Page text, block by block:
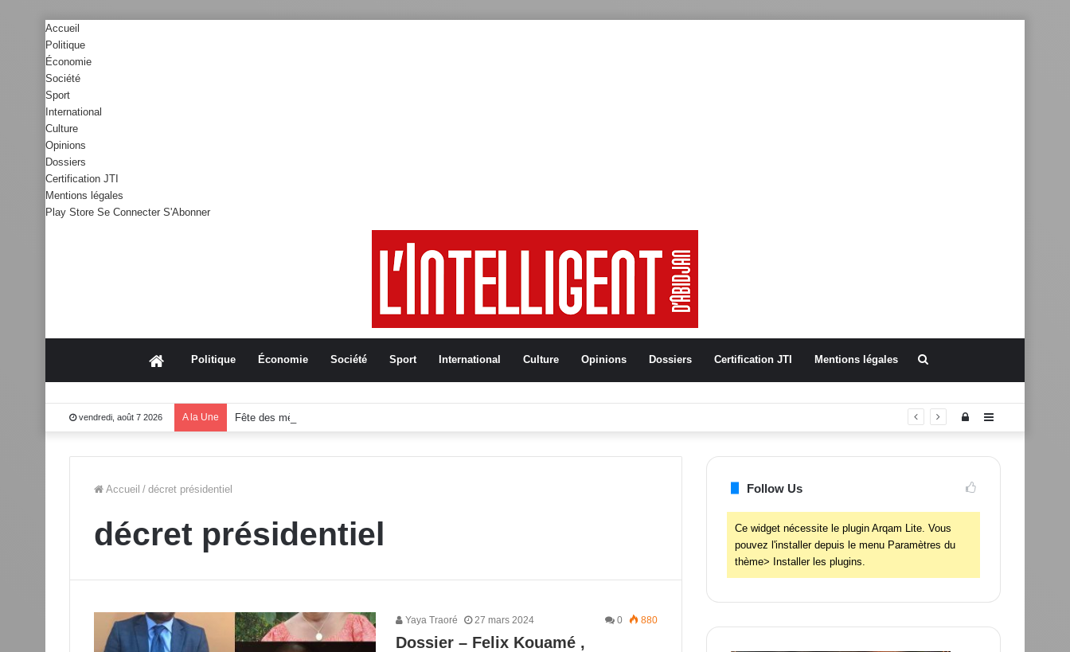
Accueil
Politique
Économie
Société
Sport
International
Culture
Opinions
Dossiers
Certification JTI
Mentions légales
Play Store Se Connecter S'Abonner
AccueilPolitique Économie Société Sport International Culture Opinions Dossiers Certification JTI Mentions légales
vendredi, août 7 2026 A la Une Fête des mères 2026:Moussa Traoré Koudougou rend hommage aux femmes de Morondo Sidebar
Connexion
Accueil / décret présidentiel
décret présidentiel
Yaya Traoré 27 mars 2024 0 880
Dossier – Felix Kouamé ,
Follow Us
Ce widget nécessite le plugin Arqam Lite. Vous
pouvez l'installer depuis le menu Paramètres du
thème> Installer les plugins.